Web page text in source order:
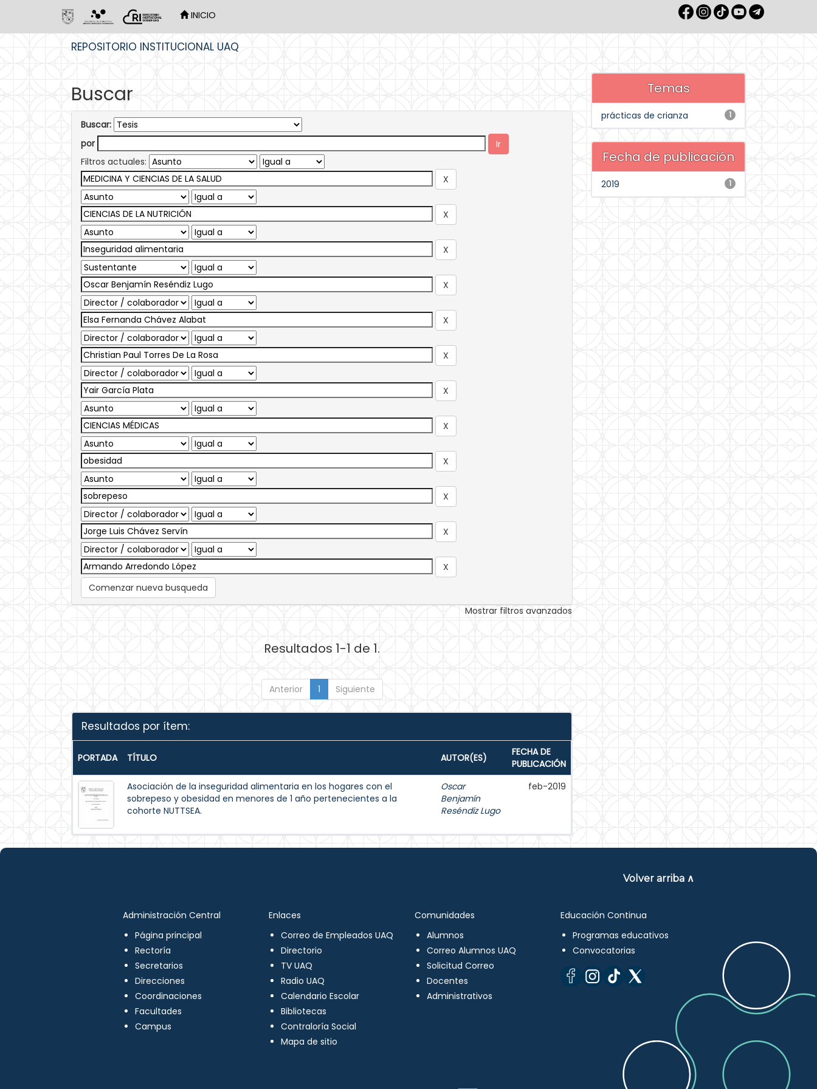
INICIO
REPOSITORIO INSTITUCIONAL UAQ
Buscar
Buscar:
por
Filtros actuales:
Comenzar nueva busqueda
Mostrar filtros avanzados
Resultados 1-1 de 1.
Anterior 1 Siguiente
Resultados por ítem:
PORTADA TÍTULO AUTOR(ES)
FECHA DE
PUBLICACIÓN
Asociación de la inseguridad alimentaria en los hogares con el
sobrepeso y obesidad en menores de 1 año pertenecientes a la
cohorte NUTTSEA.
Oscar
Benjamín
Reséndiz Lugo
feb-2019
Temas
1
prácticas de crianza
Fecha de publicación
1
2019
Volver arriba ∧
Administración Central
Página principal
Rectoría
Secretarios
Direcciones
Coordinaciones
Facultades
Campus
Enlaces
Correo de Empleados UAQ
Directorio
TV UAQ
Radio UAQ
Calendario Escolar
Bibliotecas
Contraloría Social
Mapa de sitio
Comunidades
Alumnos
Correo Alumnos UAQ
Solicitud Correo
Docentes
Administrativos
Educación Continua
Programas educativos
Convocatorias